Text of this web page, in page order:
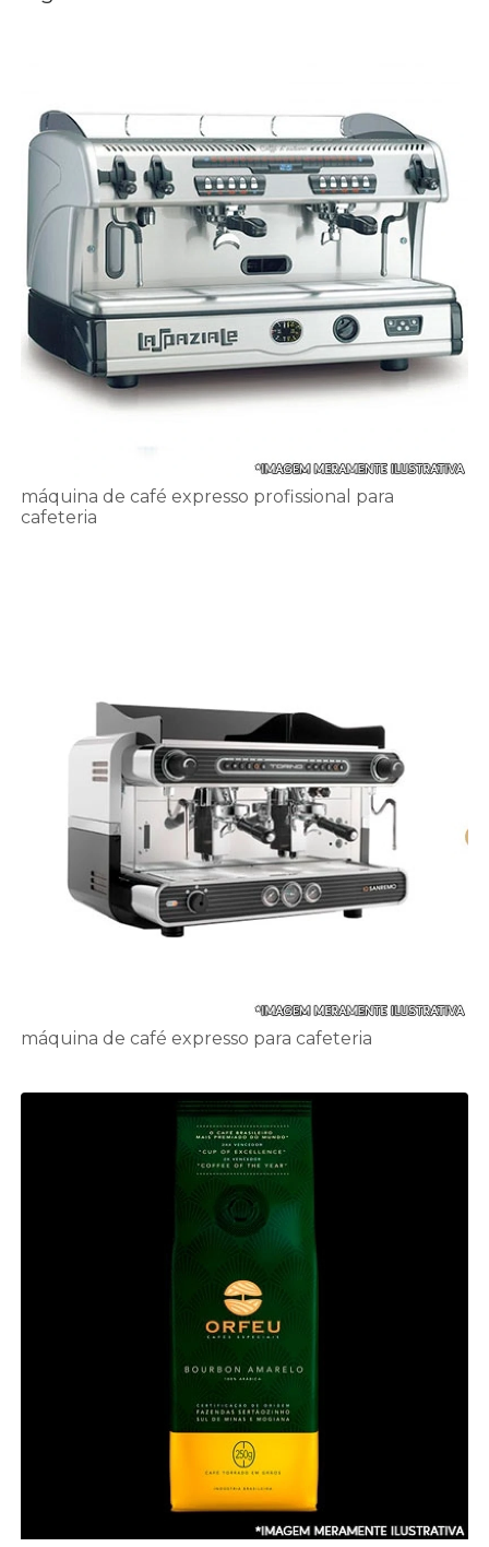
máquina de café expresso profissional para
cafeteria
máquina de café expresso para cafeteria